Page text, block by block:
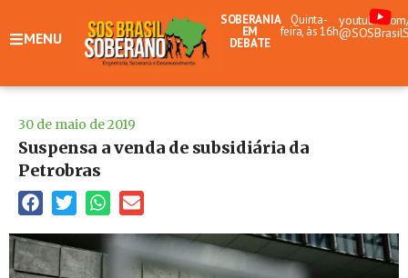
MENU
SOBERANIA
EM
DEBATE
Quinta-
feira, às 16h
30 de maio de 2019
Suspensa a venda de subsidiária da
Petrobras